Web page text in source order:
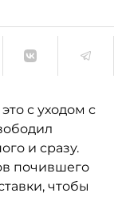
с уходом с
и сразу.
почившего
чтобы